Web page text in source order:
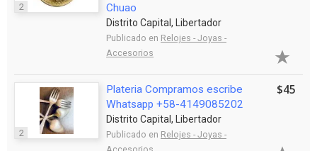
2
Chuao
Distrito Capital, Libertador
Publicado en Relojes - Joyas -
Accesorios
2
Plateria Compramos escribe
Whatsapp +58-4149085202
Distrito Capital, Libertador
Publicado en Relojes - Joyas -
$45